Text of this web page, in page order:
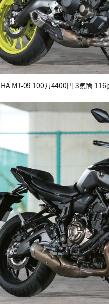
MT-09 100万4400円 3気筒 116